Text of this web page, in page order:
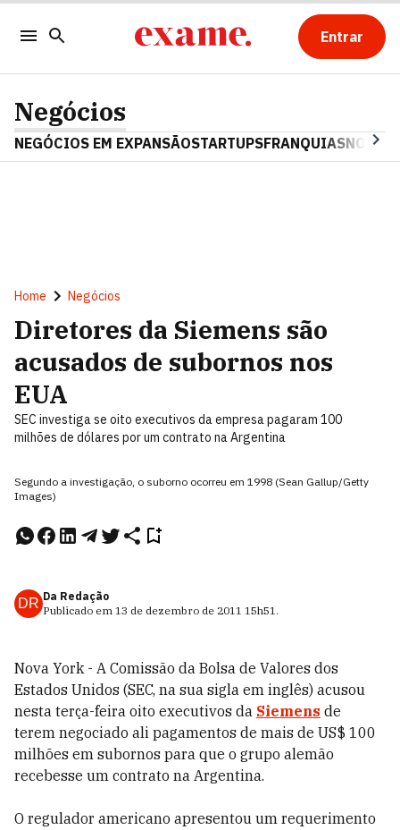
Entrar
Negócios
NEGÓCIOS EM EXPANSÃOSTARTUPSFRANQUIAS
Home Negócios
Diretores da Siemens são
acusados de subornos nos
EUA
SEC investiga se oito executivos da empresa pagaram 100
milhões de dólares por um contrato na Argentina
Segundo a investigação, o suborno ocorreu em 1998 (Sean Gallup/Getty
Images)
DR Da Redação
Publicado em 13 de dezembro de 2011 15h51.
Nova York - A Comissão da Bolsa de Valores dos
Estados Unidos (SEC, na sua sigla em inglês) acusou
nesta terça-feira oito executivos da Siemens de
terem negociado ali pagamentos de mais de US$ 100
milhões em subornos para que o grupo alemão
recebesse um contrato na Argentina.
O regulador americano apresentou um requerimento